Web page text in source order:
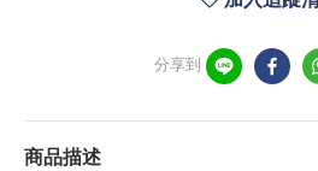
分享到
商品描述